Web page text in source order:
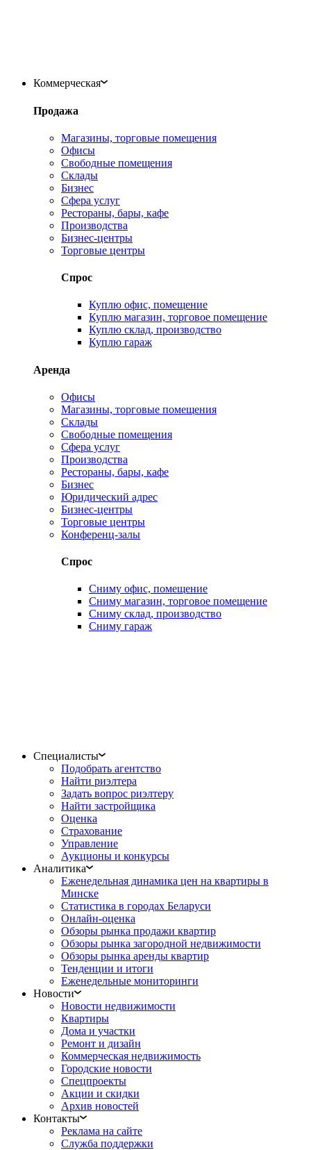
Коммерческая
Продажа
Магазины, торговые помещения
Офисы
Свободные помещения
Склады
Бизнес
Сфера услуг
Рестораны, бары, кафе
Производства
Бизнес-центры
Торговые центры
Спрос
Куплю офис, помещение
Куплю магазин, торговое помещение
Куплю склад, производство
Куплю гараж
Аренда
Офисы
Магазины, торговые помещения
Склады
Свободные помещения
Сфера услуг
Производства
Рестораны, бары, кафе
Бизнес
Юридический адрес
Бизнес-центры
Торговые центры
Конференц-залы
Спрос
Сниму офис, помещение
Сниму магазин, торговое помещение
Сниму склад, производство
Сниму гараж
Специалисты
Подобрать агентство
Найти риэлтера
Задать вопрос риэлтеру
Найти застройщика
Оценка
Страхование
Управление
Аукционы и конкурсы
Аналитика
Еженедельная динамика цен на квартиры в
Минске
Статистика в городах Беларуси
Онлайн-оценка
Обзоры рынка продажи квартир
Обзоры рынка загородной недвижимости
Обзоры рынка аренды квартир
Тенденции и итоги
Еженедельные мониторинги
Новости
Новости недвижимости
Квартиры
Дома и участки
Ремонт и дизайн
Коммерческая недвижимость
Городские новости
Спецпроекты
Акции и скидки
Архив новостей
Контакты
Реклама на сайте
Служба поддержки